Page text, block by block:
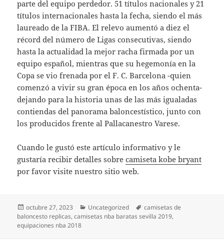
parte del equipo perdedor. 51 títulos nacionales y 21
títulos internacionales hasta la fecha, siendo el más
laureado de la FIBA. El relevo aumentó a diez el
récord del número de Ligas consecutivas, siendo
hasta la actualidad la mejor racha firmada por un
equipo español, mientras que su hegemonía en la
Copa se vio frenada por el F. C. Barcelona -quien
comenzó a vivir su gran época en los años ochenta-
dejando para la historia unas de las más igualadas
contiendas del panorama baloncestístico, junto con
los producidos frente al Pallacanestro Varese.
Cuando le gustó este artículo informativo y le
gustaría recibir detalles sobrecamiseta kobe bryant
por favor visite nuestro sitio web.
Publicado
el
octubre 27, 2023 Categorías
Uncategorized Etiquetas
camisetas de
baloncesto replicas,camisetas nba baratas sevilla 2019,
equipaciones nba 2018